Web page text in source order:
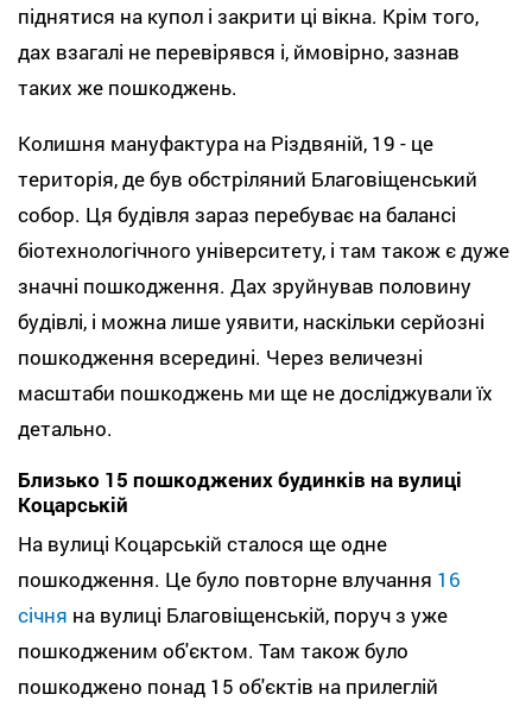
піднятися на купол і закрити ці вікна. Крім того,
дах взагалі не перевірявся і, ймовірно, зазнав
таких же пошкоджень.
Колишня мануфактура на Різдвяній, 19 - це
територія, де був обстріляний Благовіщенський
собор. Ця будівля зараз перебуває на балансі
біотехнологічного університету, і там також є дуже
значні пошкодження. Дах зруйнував половину
будівлі, і можна лише уявити, наскільки серйозні
пошкодження всередині. Через величезні
масштаби пошкоджень ми ще не досліджували їх
детально.
Близько 15 пошкоджених будинків на вулиці
Коцарській
На вулиці Коцарській сталося ще одне
пошкодження. Це було повторне влучання 16
січня на вулиці Благовіщенській, поруч з уже
пошкодженим об'єктом. Там також було
пошкоджено понад 15 об'єктів на прилеглій